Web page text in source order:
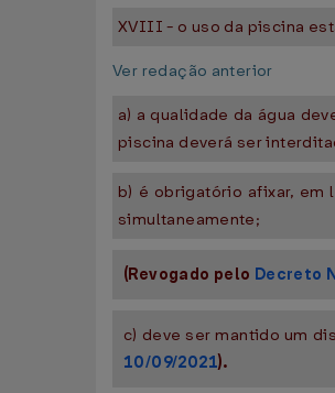
XVIII - o uso da piscina
Ver redação anterior
a) a qualidade da água
piscina deverá ser
b) é obrigatório afixar,
simultaneamente;
(Revogado pelo Decreto
c) deve ser mantido um
10/09/2021).